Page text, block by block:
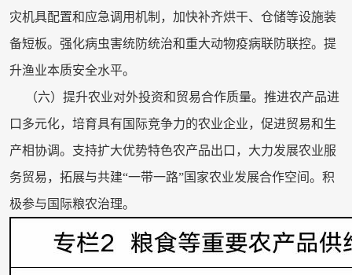
灾机具配置和应急调用机制，加快补齐烘干、仓储等设施装
备短板。强化病虫害统防统治和重大动物疫病联防联控。提
升渔业本质安全水平。
（六）提升农业对外投资和贸易合作质量。推进农产品进
口多元化，培育具有国际竞争力的农业企业，促进贸易和生
产相协调。支持扩大优势特色农产品出口，大力发展农业服
务贸易，拓展与共建“一带一路”国家农业发展合作空间。积
极参与国际粮农治理。